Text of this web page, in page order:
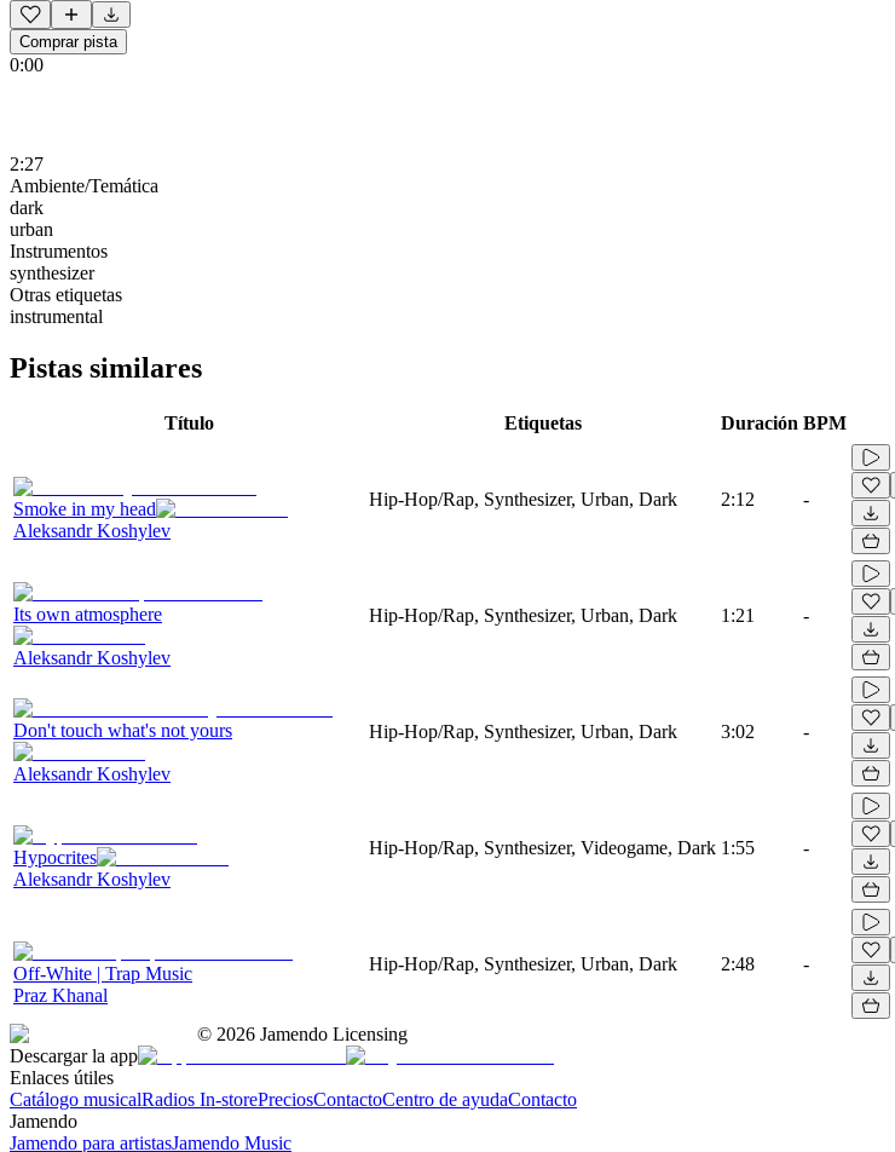
Comprar pista
0:00
2:27
Ambiente/Temática
dark
urban
Instrumentos
synthesizer
Otras etiquetas
instrumental
Pistas similares
Título Etiquetas Duración BPM
Smoke in my head
Aleksandr Koshylev
Hip-Hop/Rap, Synthesizer, Urban, Dark 2:12 -
Its own atmosphere
Aleksandr Koshylev
Hip-Hop/Rap, Synthesizer, Urban, Dark 1:21 -
Don't touch what's not yours
Aleksandr Koshylev
Hip-Hop/Rap, Synthesizer, Urban, Dark 3:02 -
Hypocrites
Aleksandr Koshylev
Hip-Hop/Rap, Synthesizer, Videogame, Dark 1:55 -
Off-White | Trap Music
Praz Khanal
Hip-Hop/Rap, Synthesizer, Urban, Dark 2:48 -
© 2026 Jamendo Licensing
Descargar la app
Enlaces útiles
Catálogo musicalRadios In-storePreciosContactoCentro de ayudaContacto
Jamendo
Jamendo para artistasJamendo Music